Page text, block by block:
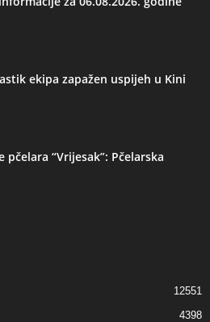
ekipa zapažen uspijeh u Kini
pčelara “Vrijesak”: Pčelarska
12551
4398